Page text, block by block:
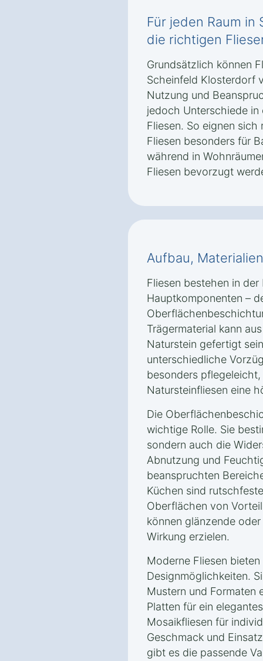
Für jeden Raum
die richtigen
Grundsätzlich können
Scheinfeld Klosterdorf
Nutzung und
jedoch Unterschiede
Fliesen. So eignen
Fliesen besonders für
während in
Fliesen bevorzugt
Aufbau,
Fliesen bestehen in der
Hauptkomponenten –
Trägermaterial kann
Naturstein gefertigt
unterschiedliche
besonders
Natursteinfliesen eine
Die
wichtige Rolle. Sie
sondern auch die
Abnutzung und
beanspruchten
Küchen sind
Oberflächen von
können glänzende
Wirkung erzielen.
Moderne Fliesen
Designmöglichkeiten.
Mustern und Formaten
Platten für ein
Mosaikfliesen für
Geschmack und
gibt es die passende